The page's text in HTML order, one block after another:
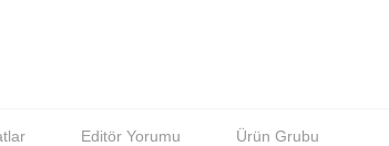
Editör Yorumu Ürün Grubu